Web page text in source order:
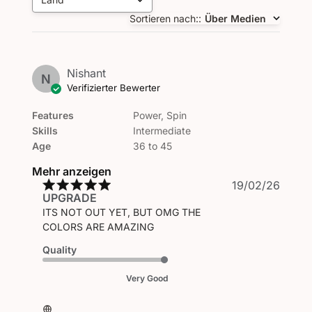
Alle
Sortieren nach:: Über Medien
N Nishant
Verifizierter Bewerter
Features
Skills
Age
Power, Spin
Intermediate
36 to 45
Mehr anzeigen
UPGRADE
ITS NOT OUT YET, BUT OMG THE
COLORS ARE AMAZING
Quality
Very Good
19/02/26